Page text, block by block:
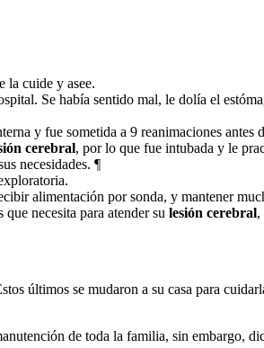
la cuide y asee.
Se había sentido mal, le dolía el
y fue sometida a 9 reanimaciones antes
cerebral, por lo que fue intubada y le
necesidades. ¶
alimentación por sonda, y mantener
necesita para atender su lesión cerebral,
últimos se mudaron a su casa para
de toda la familia, sin embargo,